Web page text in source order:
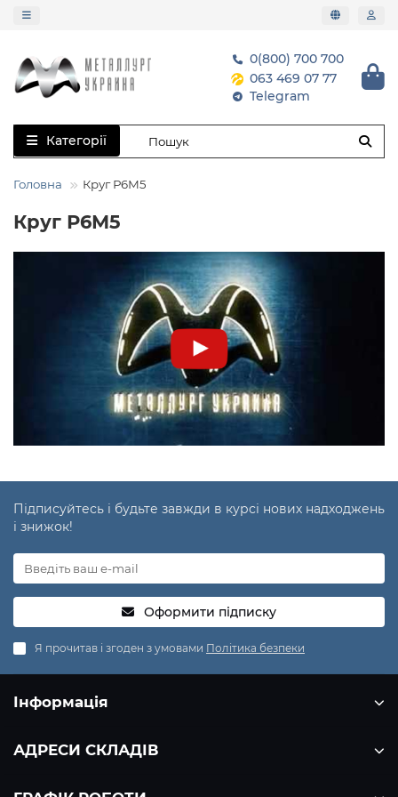
0(800) 700 700
063 469 07 77
Telegram
Категорії
Головна Круг Р6М5
Круг Р6М5
Підписуйтесь і будьте завжди в курсі нових надходжень
і знижок!
Оформити підписку
Я прочитав і згоден з умовами Політика безпеки
Інформація
АДРЕСИ СКЛАДІВ